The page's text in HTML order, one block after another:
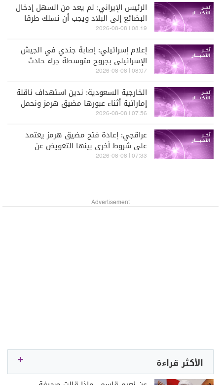
الرئيس الإيراني: لم يعد من السهل إدخال
البضائع إلى البلاد ويجب أن نسلك طرقا
مختلفة لفعل ذلك
08:19 | 2026-08-08
إعلام إسرائيلي: إصابة جندي في الجيش
الإسرائيلي بجروح متوسطة جراء حادث
عملياتي في جنوب لبنان
08:07 | 2026-08-08
الخارجية السعودية: ندين استهداف ناقلة
إماراتية أثناء عبورها مضيق هرمز ونحمل
إيران عواقب الاعتداءات الغاشمة
07:56 | 2026-08-08
عراقجي: إعادة فتح مضيق هرمز يعتمد
على شروط أخرى بينها التعويض عن
انتهاكات واشنطن لمذكرة تفاهم إسلام
07:33 | 2026-08-08
Advertisement
الأكثر قراءة